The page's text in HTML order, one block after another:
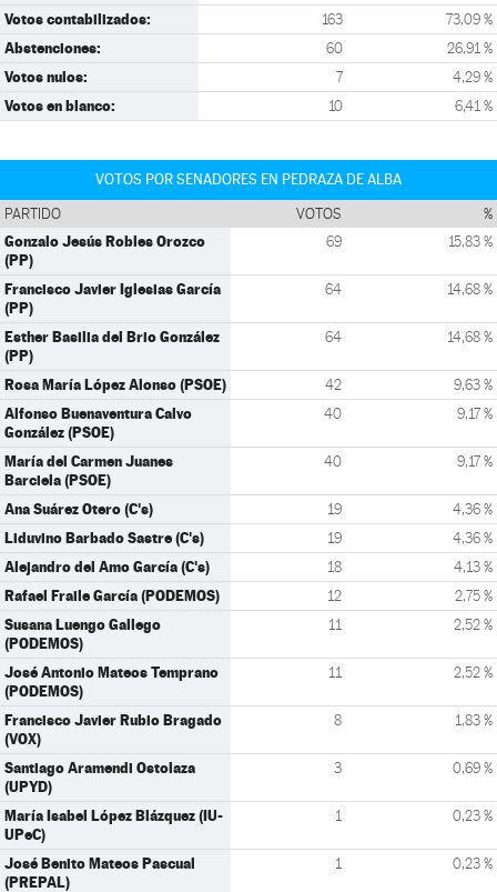
Votos contabilizados: 163 73,09 %
Abstenciones: 60 26,91 %
Votos nulos: 7 4,29 %
Votos en blanco: 10 6,41 %
VOTOS POR SENADORES EN PEDRAZA DE ALBA
PARTIDO VOTOS %
Gonzalo Jesús Robles Orozco
(PP)
69 15,83 %
Francisco Javier Iglesias García
(PP)
64 14,68 %
Esther Basilia del Brio González
(PP)
64 14,68 %
Rosa María López Alonso (PSOE) 42 9,63 %
Alfonso Buenaventura Calvo
González (PSOE)
40 9,17 %
María del Carmen Juanes
Barciela (PSOE)
40 9,17 %
Ana Suárez Otero (C's) 19 4,36 %
Liduvino Barbado Sastre (C's) 19 4,36 %
Alejandro del Amo García (C's) 18 4,13 %
Rafael Fraile García (PODEMOS) 12 2,75 %
Susana Luengo Gallego
(PODEMOS)
11 2,52 %
José Antonio Mateos Temprano
(PODEMOS)
11 2,52 %
Francisco Javier Rubio Bragado
(VOX)
8 1,83 %
Santiago Aramendi Ostolaza
(UPYD)
3 0,69 %
María Isabel López Blázquez (IU-
UPeC)
1 0,23 %
José Benito Mateos Pascual
(PREPAL)
1 0,23 %